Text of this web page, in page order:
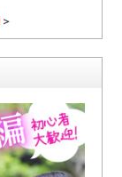
＞